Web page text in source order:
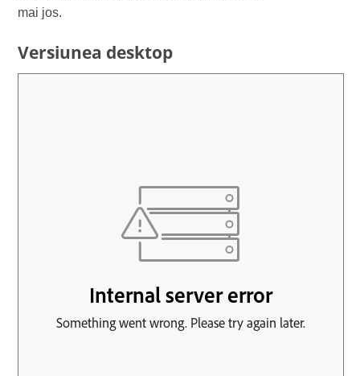
mai jos.
Versiunea desktop